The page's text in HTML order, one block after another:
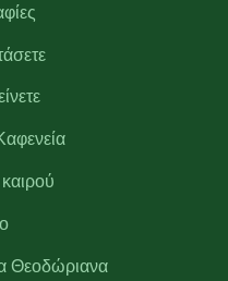
Θεοδώριανα